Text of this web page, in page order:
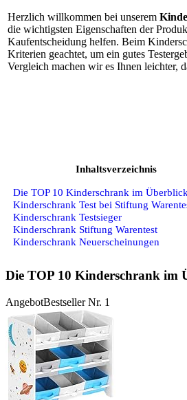
Herzlich willkommen bei unserem
die wichtigsten Eigenschaften der
Kaufentscheidung helfen. Beim
Kriterien geachtet, um ein gutes
Vergleich machen wir es Ihnen leichter,
Inhaltsverzeichnis
Die TOP 10 Kinderschrank im Überblick
Kinderschrank Test bei Stiftung
Kinderschrank Testsieger
Kinderschrank Stiftung Warentest
Kinderschrank Neuerscheinungen
Die TOP 10 Kinderschrank im
AngebotBestseller Nr. 1